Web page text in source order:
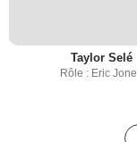
Taylor Selé
Rôle : Eric